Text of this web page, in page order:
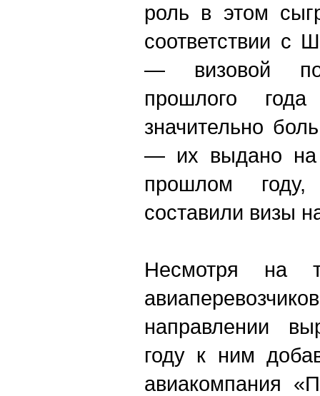
роль в этом
соответствии с
— визовой
прошлого
значительно
— их выдано
прошлом
составили визы
Несмотря на
направлении
году к ним
авиакомпания